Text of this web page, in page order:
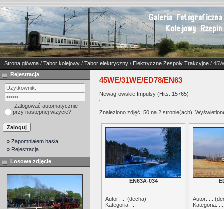
Strona główna / Tabor kolejowy / Tabor elektryczny / Elektryczne Zespoły Trakcyjne /
Rejestracja
Zalogować automatycznie
przy następnej wizycie?
» Zapomniałem hasła
» Rejestracja
Losowe zdjęcie
45WE/31WE/ED78/EN63
Newag-owskie Impulsy (Hits: 15765)
Znaleziono zdjęć: 50 na 2 stronie(ach).
EN63A-034
Autor: ... (decha)
Kategoria: ...
Autor: ... (
Kategoria: ...